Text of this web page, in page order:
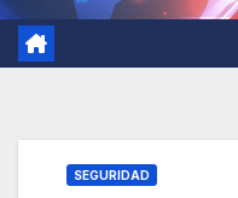
SEGURIDAD